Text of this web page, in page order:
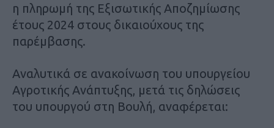
η πληρωμή της Εξισωτικής Αποζημίωσης
έτους 2024 στους δικαιούχους της
παρέμβασης.
Αναλυτικά σε ανακοίνωση του υπουργείου
Αγροτικής Ανάπτυξης, μετά τις δηλώσεις
του υπουργού στη Βουλή, αναφέρεται: